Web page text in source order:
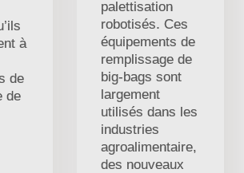
à
de
de
palettisation
robotisés. Ces
équipements de
remplissage de
big-bags sont
largement
utilisés dans les
industries
agroalimentaire,
des nouveaux